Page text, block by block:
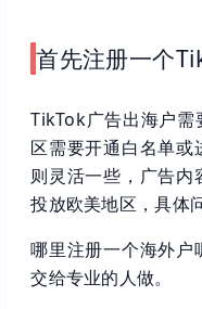
首先注册一个
TikTok广告出海户需
区需要开通白名单
则灵活一些，广告
投放欧美地区，具体
哪里注册一个海外户
交给专业的人做。